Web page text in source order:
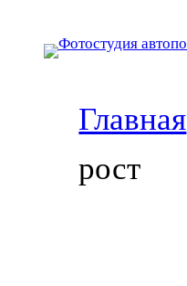
Главная
рост